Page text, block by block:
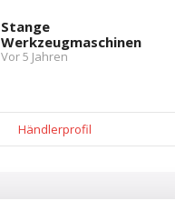
Stange
Werkzeugmaschinen
Vor 5 Jahren
Händlerprofil